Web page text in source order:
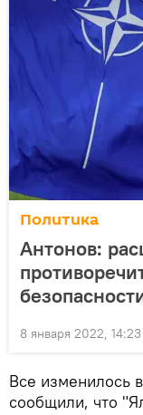
Политика
Антонов:
8 января 2022, 14:23
Все изменилось
сообщили, что